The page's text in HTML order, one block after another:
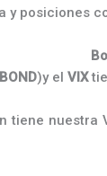
y posiciones
)y el VIX
tiene nuestra